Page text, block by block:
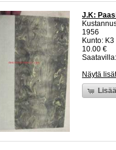
J.K:
1956
Kunto:
10.00 €
Näytä